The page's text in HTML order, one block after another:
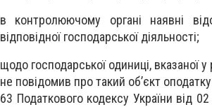
в контролюючому органі наявні
відповідної господарської діяльності;
щодо господарської одиниці, вказаної
не повідомив про такий об’єкт
63 Податкового кодексу України від